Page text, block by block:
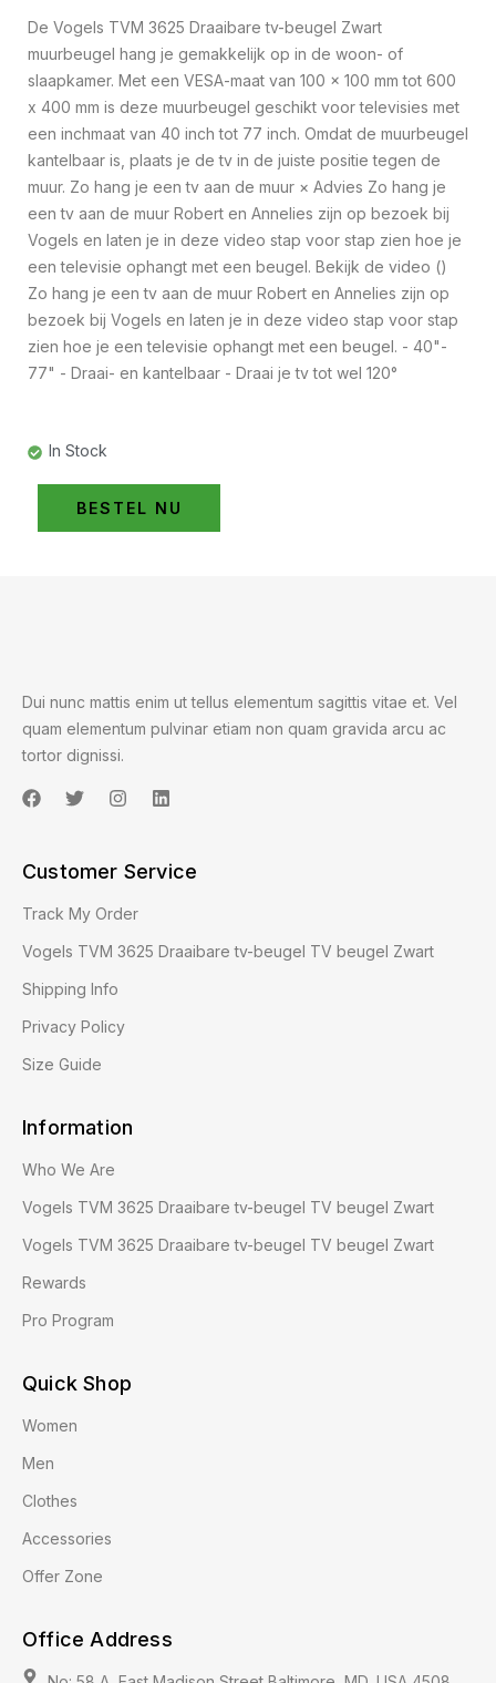
De Vogels TVM 3625 Draaibare tv-beugel Zwart
muurbeugel hang je gemakkelijk op in de woon- of
slaapkamer. Met een VESA-maat van 100 x 100 mm tot 600
x 400 mm is deze muurbeugel geschikt voor televisies met
een inchmaat van 40 inch tot 77 inch. Omdat de muurbeugel
kantelbaar is, plaats je de tv in de juiste positie tegen de
muur. Zo hang je een tv aan de muur × Advies Zo hang je
een tv aan de muur Robert en Annelies zijn op bezoek bij
Vogels en laten je in deze video stap voor stap zien hoe je
een televisie ophangt met een beugel. Bekijk de video ()
Zo hang je een tv aan de muur Robert en Annelies zijn op
bezoek bij Vogels en laten je in deze video stap voor stap
zien hoe je een televisie ophangt met een beugel. - 40"-
77" - Draai- en kantelbaar - Draai je tv tot wel 120°
In Stock
BESTEL NU
Dui nunc mattis enim ut tellus elementum sagittis vitae et. Vel
quam elementum pulvinar etiam non quam gravida arcu ac
tortor dignissi.
Customer Service
Track My Order
Vogels TVM 3625 Draaibare tv-beugel TV beugel Zwart
Shipping Info
Privacy Policy
Size Guide
Information
Who We Are
Vogels TVM 3625 Draaibare tv-beugel TV beugel Zwart
Vogels TVM 3625 Draaibare tv-beugel TV beugel Zwart
Rewards
Pro Program
Quick Shop
Women
Men
Clothes
Accessories
Offer Zone
Office Address